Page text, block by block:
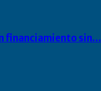
financiamiento sin…